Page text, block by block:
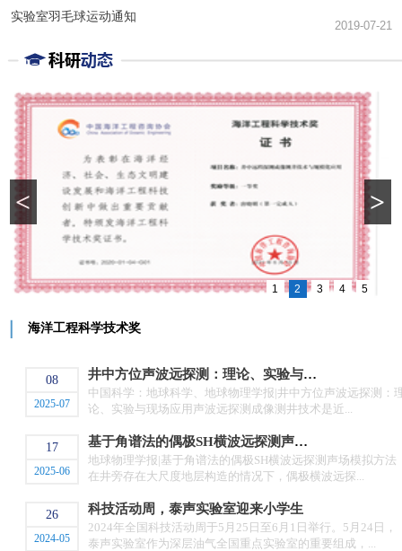
实验室羽毛球运动通知
2019-07-21
海洋工程科学技术奖
< >
1 2 3 4 5
08
2025-07
井中方位声波远探测：理论、实验与现
场应用
中国科学：地球科学、地球物理学报|井中方位声波远探测：
论、实验与现场应用声波远探测成像测井技术是近...
17
2025-06
基于角谱法的偶极SH横波远探测声场
模拟方法
地球物理学报|基于角谱法的偶极SH横波远探测声场模拟方法
在井旁存在大尺度地层构造的情况下，偶极横波远探...
26
2024-05
科技活动周，泰声实验室迎来小学生
2024年全国科技活动周于5月25日至6月1日举行。5月24日，
泰声实验室作为深层油气全国重点实验室的重要组成，...